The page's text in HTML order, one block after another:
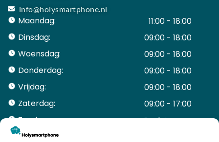
info@holysmartphone.nl
Maandag:
11:00 - 18:00
Dinsdag:
09:00 - 18:00
Woensdag:
09:00 - 18:00
Donderdag:
09:00 - 18:00
Vrijdag:
09:00 - 18:00
Zaterdag:
09:00 - 17:00
Zondag:
Gesloten ​ ​ ​ ​ ​ ​ ​
ACCOUNT